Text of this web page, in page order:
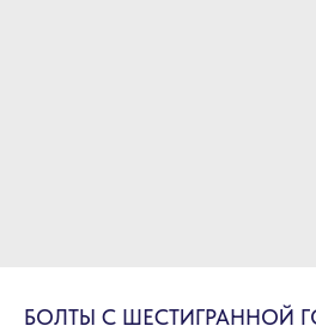
БОЛТЫ С ШЕСТИГРАННОЙ